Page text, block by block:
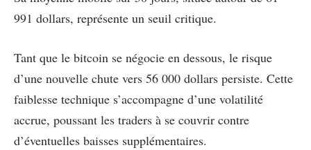
991 dollars, représente un seuil critique.
Tant que le bitcoin se négocie en dessous, le risque
d’une nouvelle chute vers 56 000 dollars persiste. Cette
faiblesse technique s’accompagne d’une volatilité
accrue, poussant les traders à se couvrir contre
d’éventuelles baisses supplémentaires.